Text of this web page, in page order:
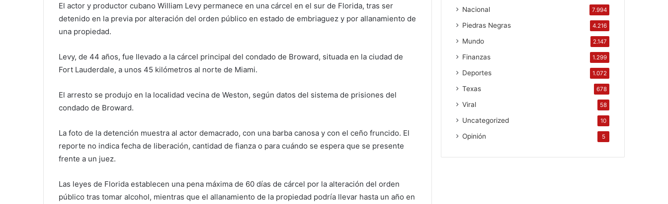
El actor y productor cubano William Levy permanece en una cárcel en el sur de Florida, tras ser
detenido en la previa por alteración del orden público en estado de embriaguez y por allanamiento de
una propiedad.
Levy, de 44 años, fue llevado a la cárcel principal del condado de Broward, situada en la ciudad de
Fort Lauderdale, a unos 45 kilómetros al norte de Miami.
El arresto se produjo en la localidad vecina de Weston, según datos del sistema de prisiones del
condado de Broward.
La foto de la detención muestra al actor demacrado, con una barba canosa y con el ceño fruncido. El
reporte no indica fecha de liberación, cantidad de fianza o para cuándo se espera que se presente
frente a un juez.
Las leyes de Florida establecen una pena máxima de 60 días de cárcel por la alteración del orden
público tras tomar alcohol, mientras que el allanamiento de la propiedad podría llevar hasta un año en
Nacional 7.994
Piedras Negras 4.216
Mundo 2.147
Finanzas 1.299
Deportes 1.072
Texas 678
Viral 58
Uncategorized 10
Opinión 5